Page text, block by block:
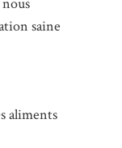
saine
aliments